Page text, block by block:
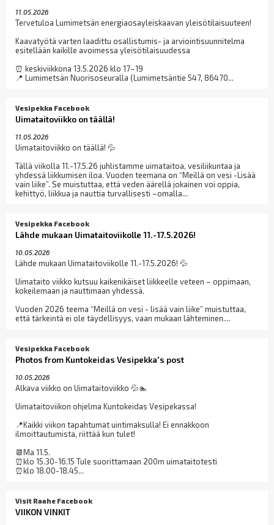
11.05.2026
Tervetuloa Lumimetsän energiaosayleiskaavan yleisötilaisuuteen!
Kaavatyötä varten laadittu osallistumis- ja arviointisuunnitelma
esitellään kaikille avoimessa yleisötilaisuudessa
⏰ keskiviikkona 13.5.2026 klo 17–19
📍 Lumimetsän Nuorisoseuralla (Lumimetsäntie 547, 86470...
Vesipekka Facebook
Uimataitoviikko on täällä!
11.05.2026
Uimataitoviikko on täällä! 💦
Tällä viikolla 11.-17.5.26 juhlistamme uimataitoa, vesiliikuntaa ja
yhdessä liikkumisen iloa. Vuoden teemana on “Meillä on vesi -Lisää
vain liike”. Se muistuttaa, että veden äärellä jokainen voi oppia,
kehittyö, liikkua ja nauttia turvallisesti –omalla...
Vesipekka Facebook
Lähde mukaan Uimataitoviikolle 11.-17.5.2026!
10.05.2026
Lähde mukaan Uimataitoviikolle 11.-17.5.2026! 💦
Uimataito viikko kutsuu kaikenikäiset liikkeelle veteen – oppimaan,
kokeilemaan ja nauttimaan yhdessä.
Vuoden 2026 teema “Meillä on vesi - lisää vain liike” muistuttaa,
että tärkeintä ei ole täydellisyys, vaan mukaan lähteminen....
Vesipekka Facebook
Photos from Kuntokeidas Vesipekka's post
10.05.2026
Alkava viikko on Uimataitoviikko 💦🏊
Uimataitoviikon ohjelma Kuntokeidas Vesipekassa!
📍Kaikki viikon tapahtumat uintimaksulla! Ei ennakkoon
ilmoittautumista, riittää kun tulet!
📆Ma 11.5.
⏰klo 15.30-16.15 Tule suorittamaan 200m uimataitotesti
⏰klo 18.00-18.45...
Visit Raahe Facebook
VIIKON VINKIT